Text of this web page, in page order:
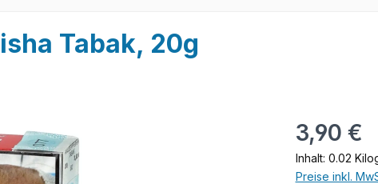
Tabak, 20g
Regulärer
3,90 €
Inhalt: 0.02
Preise inkl.